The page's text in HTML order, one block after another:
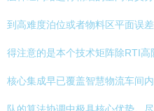
到高难度泊位或者物料区平面误
得注意的是本个技术矩阵除RTI
核心集成早已覆盖智慧物流车间